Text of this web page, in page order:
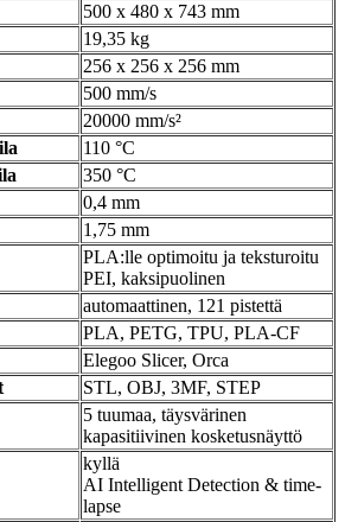
500 x 480 x 743 mm
19,35 kg
256 x 256 x 256 mm
500 mm/s
20000 mm/s²
110 °C
350 °C
0,4 mm
1,75 mm
PLA:lle optimoitu ja teksturoitu
PEI, kaksipuolinen
automaattinen, 121 pistettä
PLA, PETG, TPU, PLA-CF
Elegoo Slicer, Orca
STL, OBJ, 3MF, STEP
5 tuumaa, täysvärinen
kapasitiivinen kosketusnäyttö
kyllä
AI Intelligent Detection & time-
lapse